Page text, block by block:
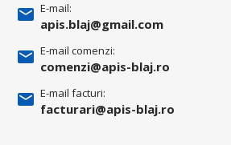
E-mail:
apis.blaj@gmail.com
E-mail comenzi:
comenzi@apis-blaj.ro
E-mail facturi:
facturari@apis-blaj.ro